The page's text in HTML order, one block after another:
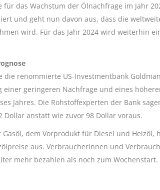
für das Wachstum der Ölnachfrage im Jahr
und geht nun davon aus, dass die
wird. Für das Jahr 2024 wird weiterhin
die renommierte US-Investmentbank
geringeren Nachfrage und eines
Jahres. Die Rohstoffexperten der Bank
Dollar anstatt wie zuvor 98 Dollar voraus.
dem Vorprodukt für Diesel und Heizöl,
aus. Verbraucherinnen und
mehr bezahlen als noch zum Wochenstart.